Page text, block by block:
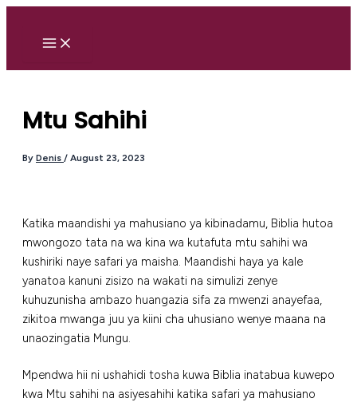
Skip
content
Mtu Sahihi
By Denis / August 23, 2023
Katika maandishi ya mahusiano ya kibinadamu, Biblia hutoa
mwongozo tata na wa kina wa kutafuta mtu sahihi wa
kushiriki naye safari ya maisha. Maandishi haya ya kale
yanatoa kanuni zisizo na wakati na simulizi zenye
kuhuzunisha ambazo huangazia sifa za mwenzi anayefaa,
zikitoa mwanga juu ya kiini cha uhusiano wenye maana na
unaozingatia Mungu.
Mpendwa hii ni ushahidi tosha kuwa Biblia inatabua kuwepo
kwa Mtu sahihi na asiyesahihi katika safari ya mahusiano